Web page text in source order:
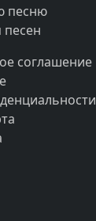
песню
песен
соглашение